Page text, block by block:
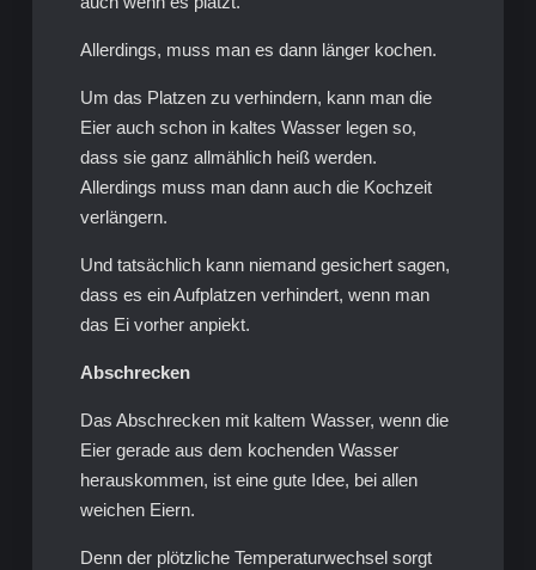
Allerdings, muss man es dann länger kochen.
Um das Platzen zu verhindern, kann man die
Eier auch schon in kaltes Wasser legen so,
dass sie ganz allmählich heiß werden.
Allerdings muss man dann auch die Kochzeit
verlängern.
Und tatsächlich kann niemand gesichert sagen,
dass es ein Aufplatzen verhindert, wenn man
das Ei vorher anpiekt.
Abschrecken
Das Abschrecken mit kaltem Wasser, wenn die
Eier gerade aus dem kochenden Wasser
herauskommen, ist eine gute Idee, bei allen
weichen Eiern.
Denn der plötzliche Temperaturwechsel sorgt